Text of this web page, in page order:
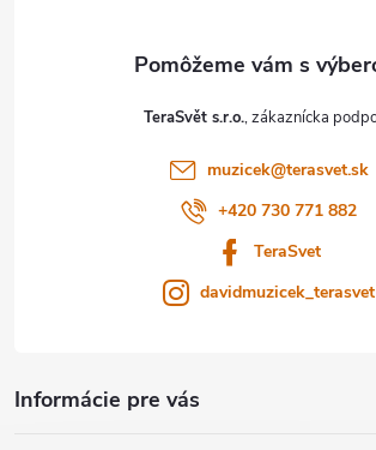
TeraSvět s.r.o.
muzicek@terasvet.sk
+420 730 771 882
TeraSvet
davidmuzicek_terasvet
Informácie pre vás